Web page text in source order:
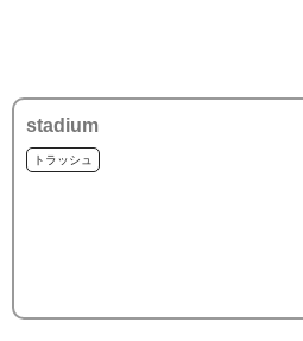
stadium
トラッシュ